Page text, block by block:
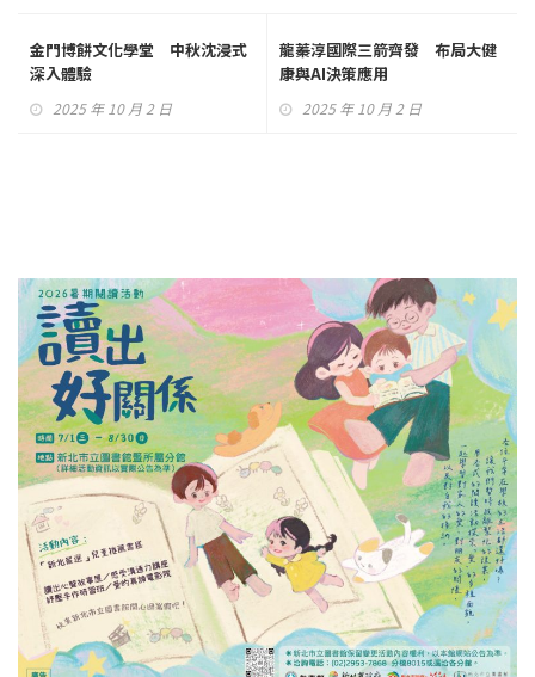
金門博餅文化學堂 中秋沈浸式
深入體驗
2025 年 10 月 2 日
龍蓁淳國際三箭齊發 布局大健
康與AI決策應用
2025 年 10 月 2 日